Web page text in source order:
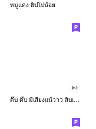
หมูแดง ฮิปโปน้อย